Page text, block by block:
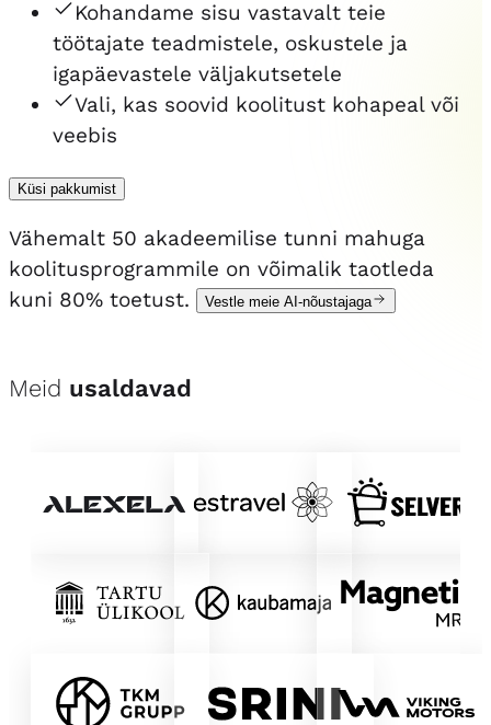
Kohandame sisu vastavalt teie
töötajate teadmistele, oskustele ja
igapäevastele väljakutsetele
Vali, kas soovid koolitust kohapeal või
veebis
Küsi pakkumist
Vähemalt 50 akadeemilise tunni mahuga
koolitusprogrammile on võimalik taotleda
kuni 80% toetust.
Vestle meie AI-nõustajaga
Meid usaldavad